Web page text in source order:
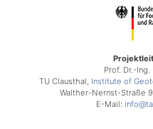
Prof. Dr.-
TU Clausthal, Institute of
Walther-Nernst-Straße
E-Mail: